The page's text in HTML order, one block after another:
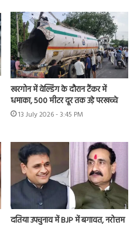
खरगोन में वेल्डिंग के दौरान टैंकर में
धमाका, 500 मीटर दूर तक उड़े परखच्चे
13 July 2026 - 3:45 PM
दतिया उपचुनाव में BJP में बगावत, नरोत्तम